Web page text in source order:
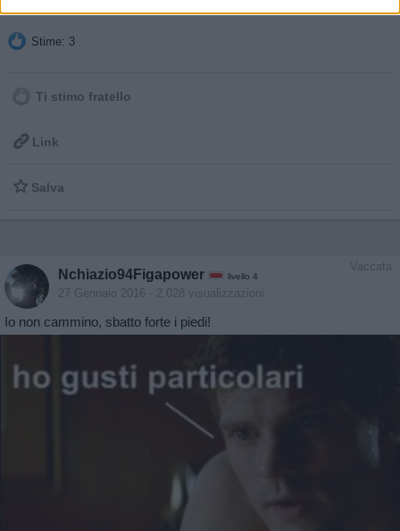
Stime: 3
Ti stimo fratello
 Link
 Salva
Vaccata
Nchiazio94Figapower livello 4
27 Gennaio 2016 - 2.028 visualizzazioni
Io non cammino, sbatto forte i piedi!